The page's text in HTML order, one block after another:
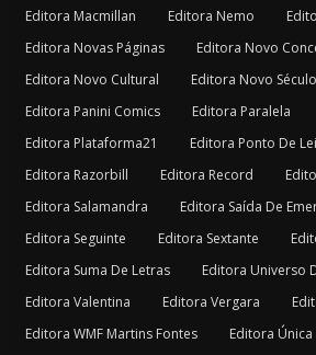
Editora Macmillan
Editora Nemo
Editora Novas Páginas
Editora Novo
Editora Novo Cultural
Editora Novo Século
Editora Panini Comics
Editora Paralela
Editora Plataforma21
Editora Ponto De
Editora Razorbill
Editora Record
Editora Salamandra
Editora Saída De
Editora Seguinte
Editora Sextante
Editora Suma De Letras
Editora Universo
Editora Valentina
Editora Vergara
Editora WMF Martins Fontes
Editora Única